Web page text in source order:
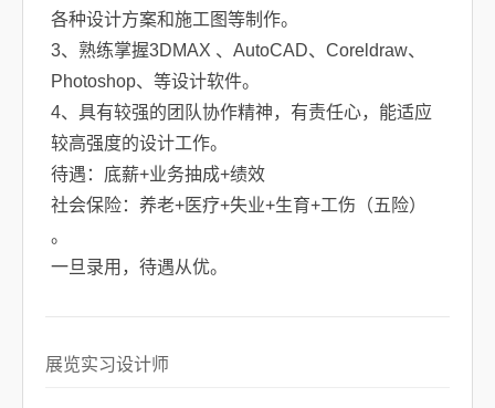
各种设计方案和施工图等制作。
3、熟练掌握3DMAX 、AutoCAD、Coreldraw、
Photoshop、等设计软件。
4、具有较强的团队协作精神，有责任心，能适应
较高强度的设计工作。
待遇：底薪+业务抽成+绩效
社会保险：养老+医疗+失业+生育+工伤（五险）
。
一旦录用，待遇从优。
展览实习设计师